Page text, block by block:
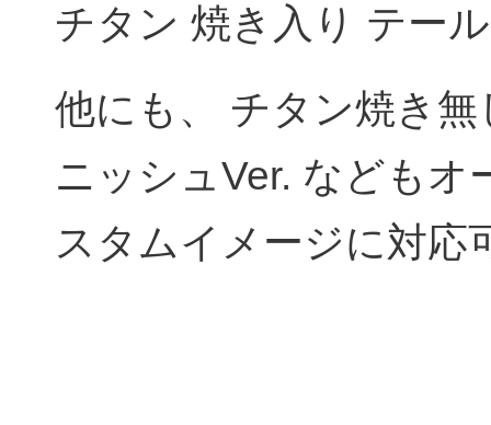
チタン 焼き入り テー
他にも、 チタン焼き
ニッシュVer. などもオ
スタムイメージに対応